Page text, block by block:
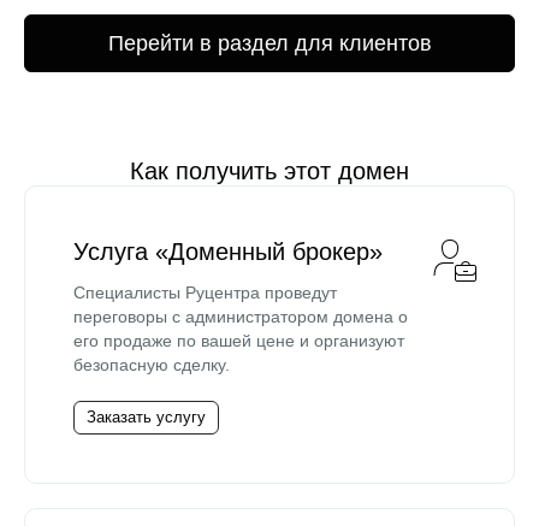
Перейти в раздел для клиентов
Как получить этот домен
Услуга «Доменный брокер»
Специалисты Руцентра проведут
переговоры с администратором домена о
его продаже по вашей цене и организуют
безопасную сделку.
Заказать услугу